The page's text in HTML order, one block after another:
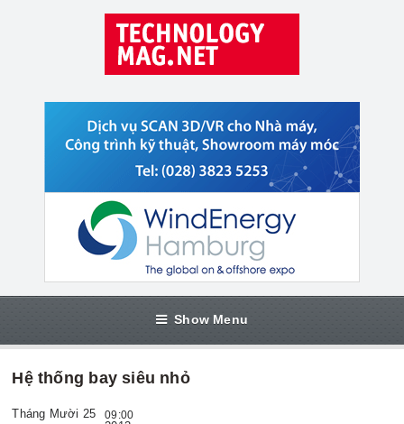
Show Menu
Hệ thống bay siêu nhỏ
Tháng Mười 25 09:00